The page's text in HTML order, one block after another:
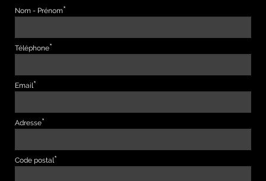
Nom - Prénom
Téléphone
Email
Adresse
Code postal